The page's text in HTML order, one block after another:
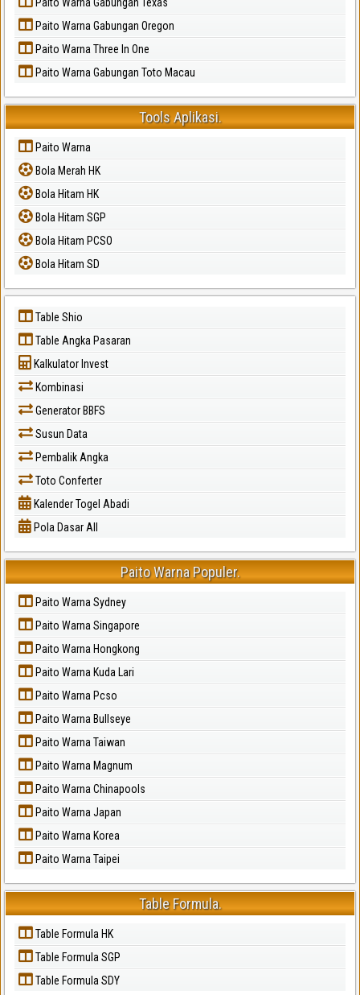
Paito Warna Gabungan Oregon
Paito Warna Three In One
Paito Warna Gabungan Toto Macau
Tools Aplikasi.
Paito Warna
Bola Merah HK
Bola Hitam HK
Bola Hitam SGP
Bola Hitam PCSO
Bola Hitam SD
Table Shio
Table Angka Pasaran
Kalkulator Invest
Kombinasi
Generator BBFS
Susun Data
Pembalik Angka
Toto Conferter
Kalender Togel Abadi
Pola Dasar All
Paito Warna Populer.
Paito Warna Sydney
Paito Warna Singapore
Paito Warna Hongkong
Paito Warna Kuda Lari
Paito Warna Pcso
Paito Warna Bullseye
Paito Warna Taiwan
Paito Warna Magnum
Paito Warna Chinapools
Paito Warna Japan
Paito Warna Korea
Paito Warna Taipei
Table Formula.
Table Formula HK
Table Formula SGP
Table Formula SDY